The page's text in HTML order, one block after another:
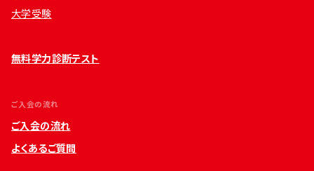
大学受験
無料学力診断テスト
ご入会の流れ
ご入会の流れ
よくあるご質問